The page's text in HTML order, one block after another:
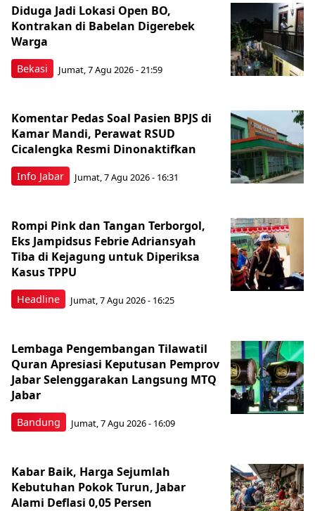
Bekasi
Diduga Jadi Lokasi Open BO,
Kontrakan di Babelan Digerebek
Warga
Jumat, 7 Agu 2026 - 21:59
Info Jabar
Komentar Pedas Soal Pasien BPJS di
Kamar Mandi, Perawat RSUD
Cicalengka Resmi Dinonaktifkan
Jumat, 7 Agu 2026 - 16:31
Headline
Rompi Pink dan Tangan Terborgol,
Eks Jampidsus Febrie Adriansyah
Tiba di Kejagung untuk Diperiksa
Kasus TPPU
Jumat, 7 Agu 2026 - 16:25
Bandung
Lembaga Pengembangan Tilawatil
Quran Apresiasi Keputusan Pemprov
Jabar Selenggarakan Langsung MTQ
Jabar
Jumat, 7 Agu 2026 - 16:09
Kabar Baik, Harga Sejumlah
Kebutuhan Pokok Turun, Jabar
Alami Deflasi 0,05 Persen